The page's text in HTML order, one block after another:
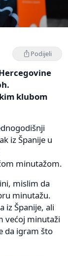
Podijeli
klubom
iz Španije u
minutažom.
mislim da
minutažu.
iz Španije, ali
većoj minutaži
da igram što